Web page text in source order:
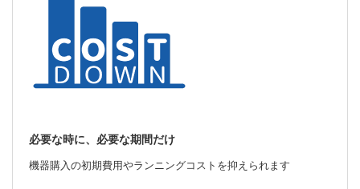
必要な時に、必要な期間だけ
機器購入の初期費用やランニングコストを抑えられます